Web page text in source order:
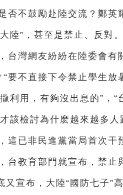
否不鼓勵赴陸交流？鄭英
陸”，甚至是禁止、反對
台灣網友紛紛在陸委會有
“要不直接下令禁止學生
利用，有夠沒出息的”，
該檢討為什麽越來越多
這已非民進黨當局首次干
台教育部門就宣布，禁
又宣布，大陸“國防七子”